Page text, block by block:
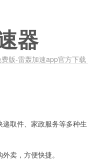
器
版-雷轰加速app官方下载
取件、家政服务等多种生
卖，方便快捷。